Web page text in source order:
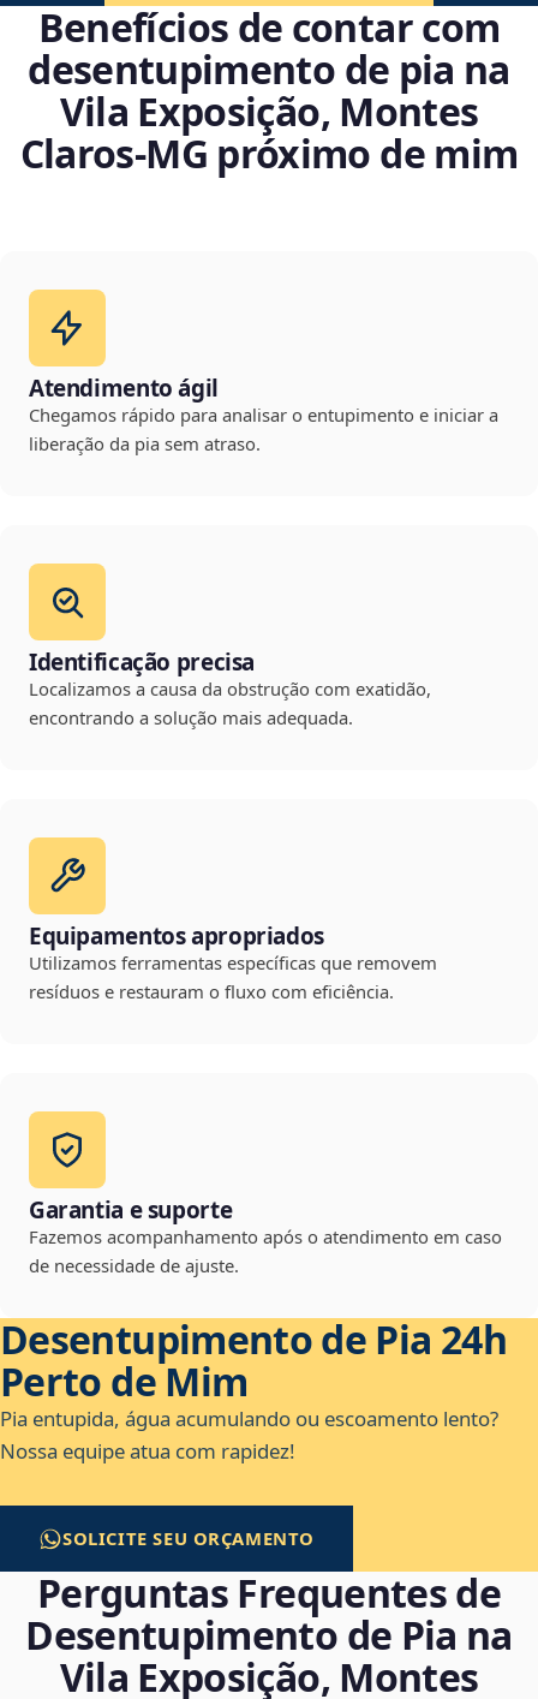
Benefícios de contar com
desentupimento de pia na
Vila Exposição, Montes
Claros‑MG próximo de mim
Atendimento ágil
Chegamos rápido para analisar o entupimento e iniciar a
liberação da pia sem atraso.
Identificação precisa
Localizamos a causa da obstrução com exatidão,
encontrando a solução mais adequada.
Equipamentos apropriados
Utilizamos ferramentas específicas que removem
resíduos e restauram o fluxo com eficiência.
Garantia e suporte
Fazemos acompanhamento após o atendimento em caso
de necessidade de ajuste.
Desentupimento de Pia 24h
Perto de Mim
Pia entupida, água acumulando ou escoamento lento?
Nossa equipe atua com rapidez!
SOLICITE SEU ORÇAMENTO
Perguntas Frequentes de
Desentupimento de Pia na
Vila Exposição, Montes